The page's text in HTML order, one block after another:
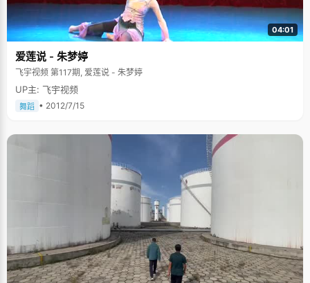
04:01
爱莲说 - 朱梦婷
飞宇视频 第117期, 爱莲说 - 朱梦婷
UP主: 飞宇视频
舞蹈 • 2012/7/15